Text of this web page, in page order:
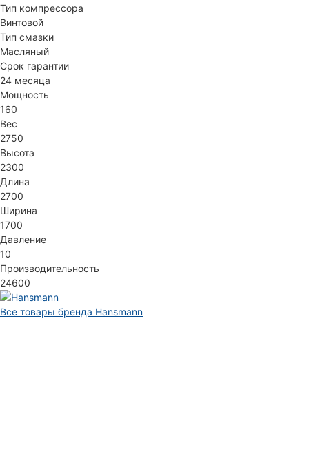
Тип компрессора
Винтовой
Тип смазки
Масляный
Срок гарантии
24 месяца
Мощность
160
Вес
2750
Высота
2300
Длина
2700
Ширина
1700
Давление
10
Производительность
24600
Все товары бренда Hansmann